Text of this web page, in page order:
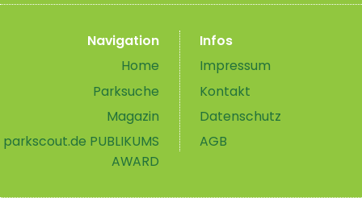
Navigation
Home
Parksuche
Magazin
parkscout.de PUBLIKUMS
AWARD
Infos
Impressum
Kontakt
Datenschutz
AGB